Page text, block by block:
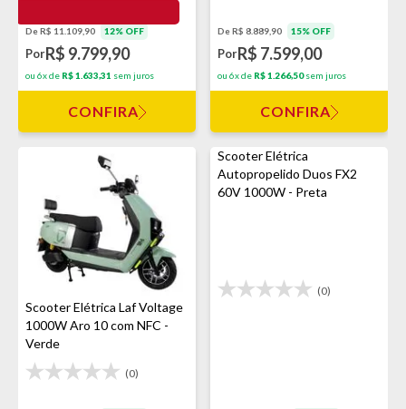
De R$ 11.109,90 12% OFF
PorR$ 9.799,90
ou 6x de R$ 1.633,31 sem juros
CONFIRA
De R$ 8.889,90 15% OFF
PorR$ 7.599,00
ou 6x de R$ 1.266,50sem juros
CONFIRA
Scooter Elétrica Laf Voltage
1000W Aro 10 com NFC -
Verde
(0)
Scooter Elétrica
Autopropelido Duos FX2
60V 1000W - Preta
(0)